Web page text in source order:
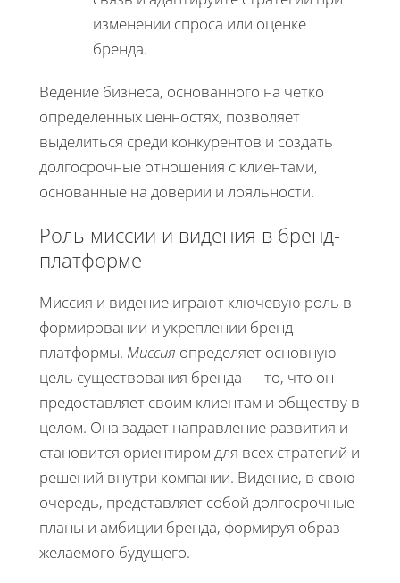
изменении спроса или оценке
бренда.
Ведение бизнеса, основанного на четко
определенных ценностях, позволяет
выделиться среди конкурентов и создать
долгосрочные отношения с клиентами,
основанные на доверии и лояльности.
Роль миссии и видения в бренд-
платформе
Миссия и видение играют ключевую роль в
формировании и укреплении бренд-
платформы. Миссия определяет основную
цель существования бренда — то, что он
предоставляет своим клиентам и обществу в
целом. Она задает направление развития и
становится ориентиром для всех стратегий и
решений внутри компании. Видение, в свою
очередь, представляет собой долгосрочные
планы и амбиции бренда, формируя образ
желаемого будущего.